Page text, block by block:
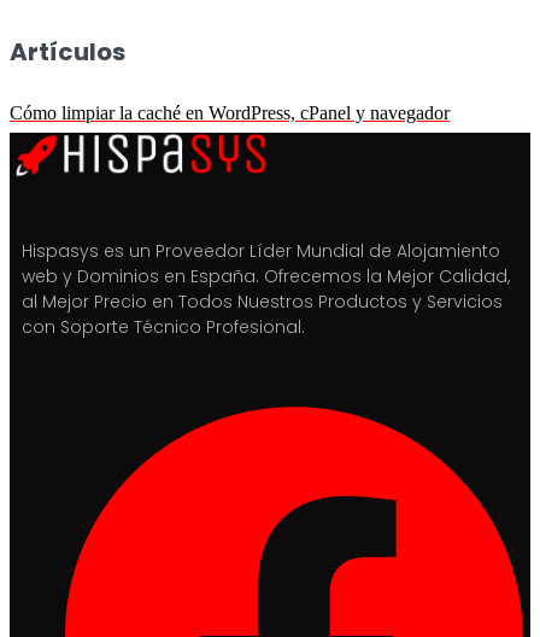
Artículos
Cómo limpiar la caché en WordPress, cPanel y navegador
Hispasys es un Proveedor Líder Mundial de Alojamiento
web y Dominios en España. Ofrecemos la Mejor Calidad,
al Mejor Precio en Todos Nuestros Productos y Servicios
con Soporte Técnico Profesional.